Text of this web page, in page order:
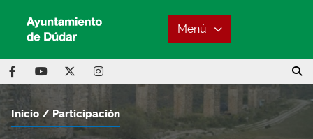
Menú
Inicio Participación